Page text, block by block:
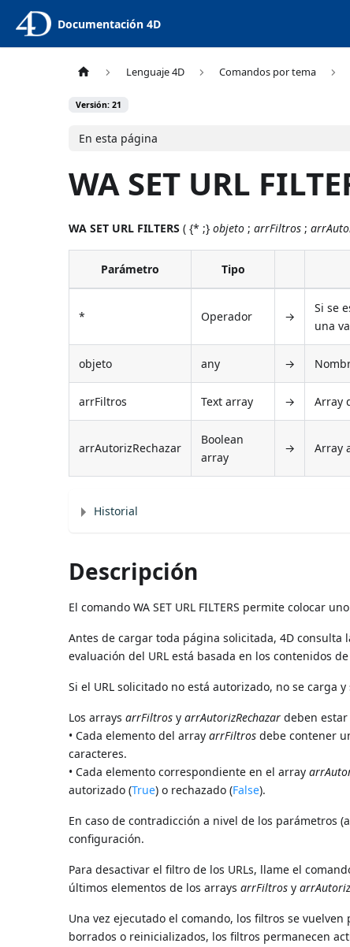
Documentación 4D
Lenguaje 4D Comandos por tema
Versión: 21
En esta página
WA SET URL
WA SET URL FILTERS ( {* ;}objeto ;arrFiltros ;
Parámetro Tipo
* Operador →
Si se
una
objeto any →
arrFiltros Text array → Array
arrAutorizRechazar
Boolean
array
→ Array
Historial
Descripción
El comando WA SET URL FILTERS permite colocar
Antes de cargar toda página solicitada, 4D
evaluación del URL está basada en los contenidos
Si el URL solicitado no está autorizado, no se carga
Los arraysarrFiltros yarrAutorizRechazar deben
• Cada elemento del arrayarrFiltros debe contener
caracteres.
• Cada elemento correspondiente en el array
autorizado (True) o rechazado (False).
En caso de contradicción a nivel de los parámetros
configuración.
Para desactivar el filtro de los URLs, llame el
últimos elementos de los arraysarrFiltros y
Una vez ejecutado el comando, los filtros se
borrados o reinicializados, los filtros permanecen